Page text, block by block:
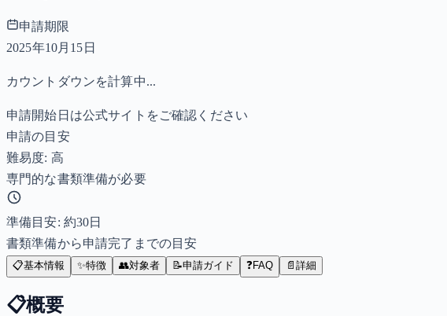
申請期限
2025年10月15日
カウントダウンを計算中...
申請開始日は公式サイトをご確認ください
申請の目安
難易度: 高
専門的な書類準備が必要
準備目安: 約30日
書類準備から申請完了までの目安
📋基本情報 ✨特徴 👥対象者 📝申請ガイド ❓FAQ 📄 詳細
📋概要